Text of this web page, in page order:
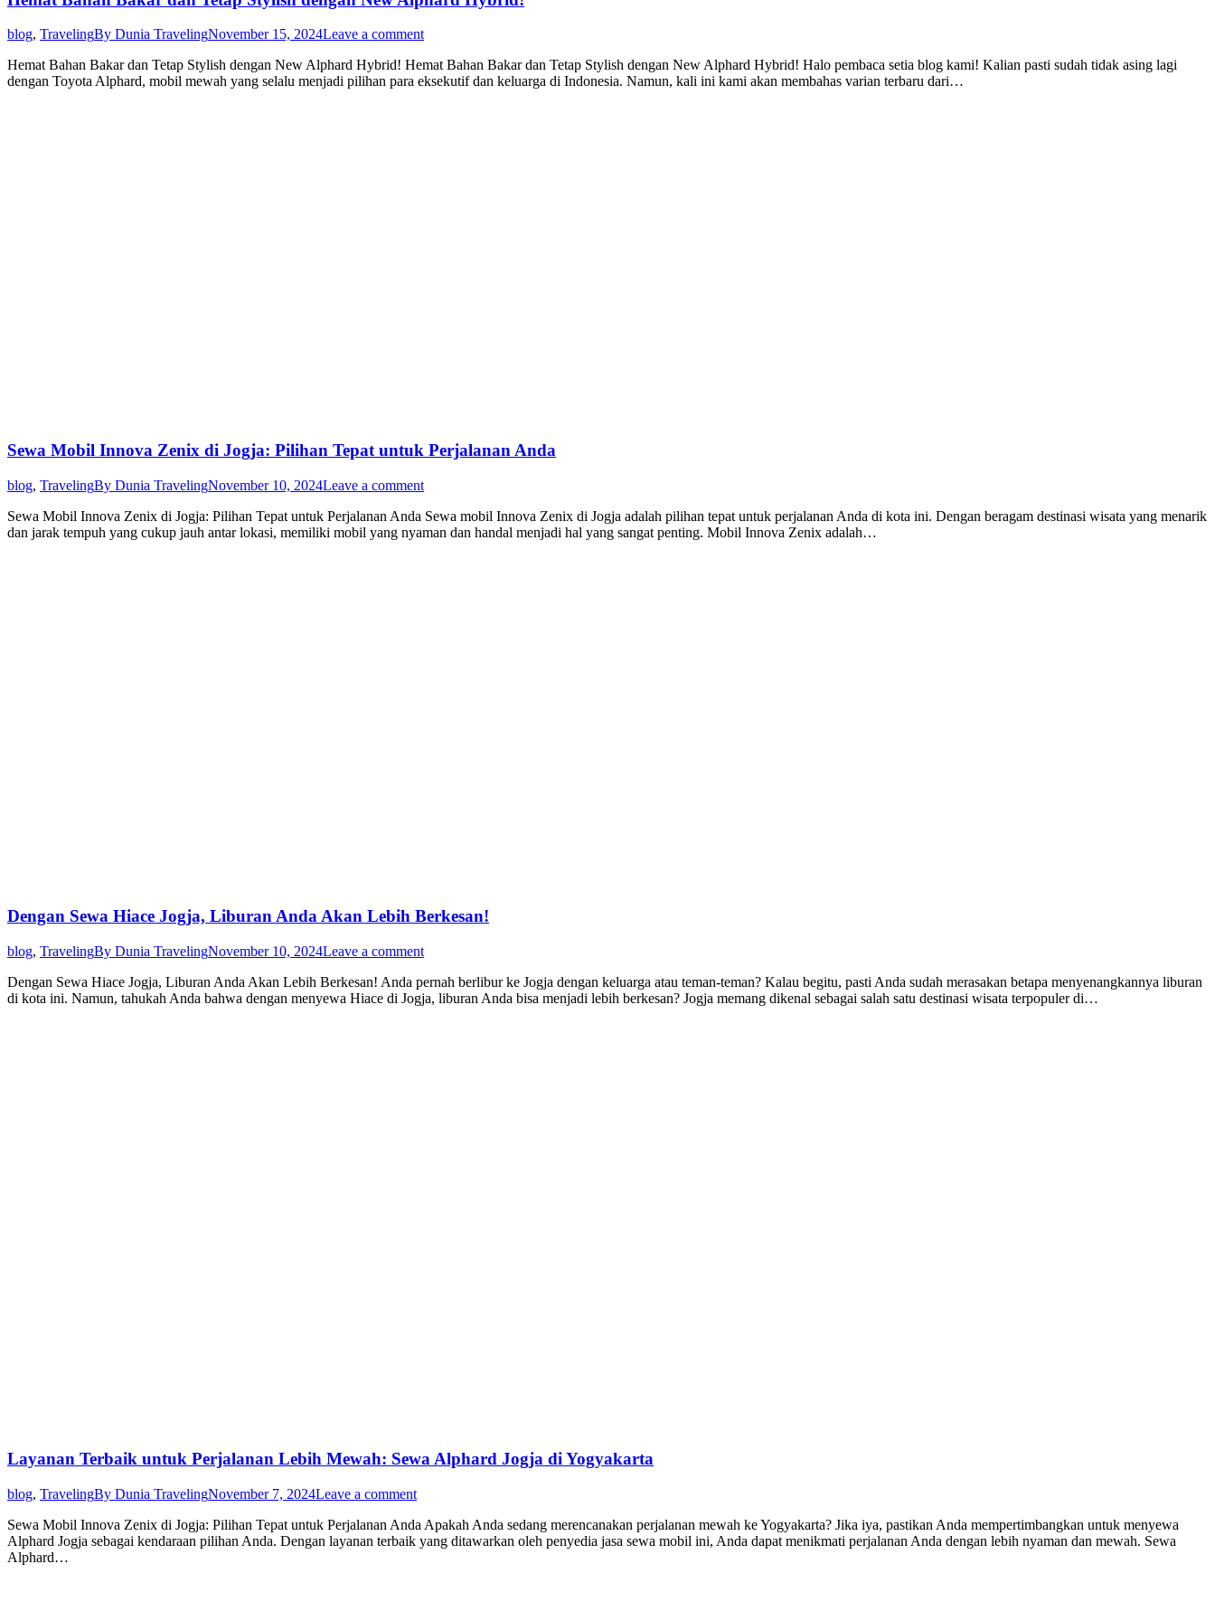
blog, TravelingBy Dunia TravelingNovember 15, 2024Leave a comment
Hemat Bahan Bakar dan Tetap Stylish dengan New Alphard Hybrid! Hemat Bahan Bakar dan Tetap Stylish dengan New Alphard Hybrid! Halo pembaca setia blog kami! Kalian pasti sudah tidak asing lagi
dengan Toyota Alphard, mobil mewah yang selalu menjadi pilihan para eksekutif dan keluarga di Indonesia. Namun, kali ini kami akan membahas varian terbaru dari…
Sewa Mobil Innova Zenix di Jogja: Pilihan Tepat untuk Perjalanan Anda
blog, TravelingBy Dunia TravelingNovember 10, 2024Leave a comment
Sewa Mobil Innova Zenix di Jogja: Pilihan Tepat untuk Perjalanan Anda Sewa mobil Innova Zenix di Jogja adalah pilihan tepat untuk perjalanan Anda di kota ini. Dengan beragam destinasi wisata yang menarik
dan jarak tempuh yang cukup jauh antar lokasi, memiliki mobil yang nyaman dan handal menjadi hal yang sangat penting. Mobil Innova Zenix adalah…
Dengan Sewa Hiace Jogja, Liburan Anda Akan Lebih Berkesan!
blog, TravelingBy Dunia TravelingNovember 10, 2024Leave a comment
Dengan Sewa Hiace Jogja, Liburan Anda Akan Lebih Berkesan! Anda pernah berlibur ke Jogja dengan keluarga atau teman-teman? Kalau begitu, pasti Anda sudah merasakan betapa menyenangkannya liburan
di kota ini. Namun, tahukah Anda bahwa dengan menyewa Hiace di Jogja, liburan Anda bisa menjadi lebih berkesan? Jogja memang dikenal sebagai salah satu destinasi wisata terpopuler di…
Layanan Terbaik untuk Perjalanan Lebih Mewah: Sewa Alphard Jogja di Yogyakarta
blog, TravelingBy Dunia TravelingNovember 7, 2024Leave a comment
Sewa Mobil Innova Zenix di Jogja: Pilihan Tepat untuk Perjalanan Anda Apakah Anda sedang merencanakan perjalanan mewah ke Yogyakarta? Jika iya, pastikan Anda mempertimbangkan untuk menyewa
Alphard Jogja sebagai kendaraan pilihan Anda. Dengan layanan terbaik yang ditawarkan oleh penyedia jasa sewa mobil ini, Anda dapat menikmati perjalanan Anda dengan lebih nyaman dan mewah. Sewa
Alphard…